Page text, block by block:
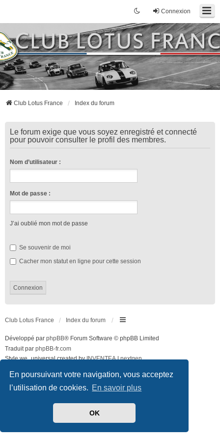
En poursuivant votre navigation, vous acceptez
l’utilisation de cookies. En savoir plus
OK
Connexion
Club Lotus France Index du forum
Le forum exige que vous soyez enregistré et connecté
pour pouvoir consulter le profil des membres.
Nom d’utilisateur :
Mot de passe :
J’ai oublié mon mot de passe
Se souvenir de moi
Cacher mon statut en ligne pour cette session
Club Lotus France Index du forum
Développé par phpBB® Forum Software © phpBB Limited
Traduit par phpBB-fr.com
Style we_universal created byINVENTEA|nextgen